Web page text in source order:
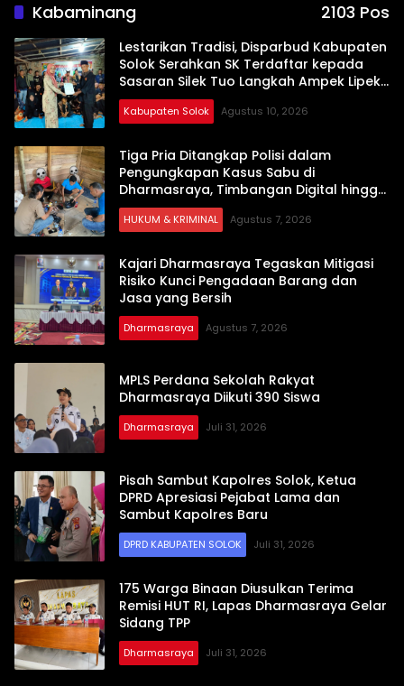
Kabaminang 2103 Pos
Lestarikan Tradisi, Disparbud Kabupaten
Solok Serahkan SK Terdaftar kepada
Sasaran Silek Tuo Langkah Ampek Lipek
Pageh
Kabupaten Solok Agustus 10, 2026
Tiga Pria Ditangkap Polisi dalam
Pengungkapan Kasus Sabu di
Dharmasraya, Timbangan Digital hingga
Bong Disita
HUKUM & KRIMINAL Agustus 7, 2026
Kajari Dharmasraya Tegaskan Mitigasi
Risiko Kunci Pengadaan Barang dan
Jasa yang Bersih
Dharmasraya Agustus 7, 2026
MPLS Perdana Sekolah Rakyat
Dharmasraya Diikuti 390 Siswa
Dharmasraya Juli 31, 2026
Pisah Sambut Kapolres Solok, Ketua
DPRD Apresiasi Pejabat Lama dan
Sambut Kapolres Baru
DPRD KABUPATEN SOLOK Juli 31, 2026
175 Warga Binaan Diusulkan Terima
Remisi HUT RI, Lapas Dharmasraya Gelar
Sidang TPP
Dharmasraya Juli 31, 2026